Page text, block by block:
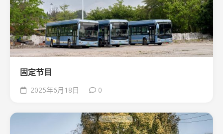
固定节目
2025年6月18日 0